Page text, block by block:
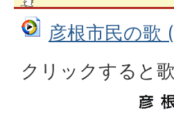
彦根市民の歌
クリックすると